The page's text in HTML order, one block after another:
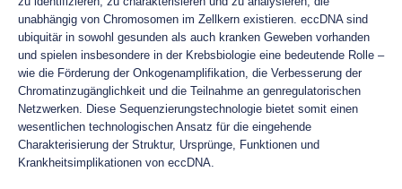
unabhängig von Chromosomen im Zellkern existieren. eccDNA sind
ubiquitär in sowohl gesunden als auch kranken Geweben vorhanden
und spielen insbesondere in der Krebsbiologie eine bedeutende Rolle –
wie die Förderung der Onkogenamplifikation, die Verbesserung der
Chromatinzugänglichkeit und die Teilnahme an genregulatorischen
Netzwerken. Diese Sequenzierungstechnologie bietet somit einen
wesentlichen technologischen Ansatz für die eingehende
Charakterisierung der Struktur, Ursprünge, Funktionen und
Krankheitsimplikationen von eccDNA.